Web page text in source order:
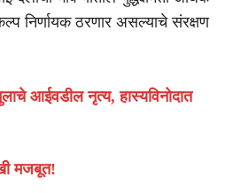
निर्णायक ठरणार असल्याचे संरक्षण
आईवडील नृत्य, हास्यविनोदात
मजबूत!